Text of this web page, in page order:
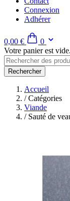
Connexion
Adhérer
0,00 €
0
Votre panier est vide.
Rechercher
Accueil
/Catégories
Viande
/Sauté de